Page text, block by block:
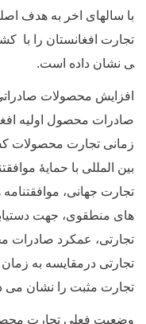
با سالهای اخر به هدف
تجارت افغانستان را با
ی نشان داده است.
افزایش محصولات
صادرات محصول اولیه
زمانی تجارت محصولات
بین المللی با حمایۀ
تجارت جهانی،
های منطقوی، جهت
تجارتی، عمکرد صادرات
تجارتی درمقایسه به
تجارت مثبت را نشان می
وضعیت فعلی تجارت